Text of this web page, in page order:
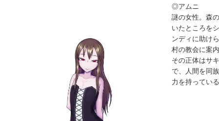
◎アムニ
謎の女性。森
いたところを
ンディに助け
村の教会に案
その正体はサ
で、人間を同
力を持ってい